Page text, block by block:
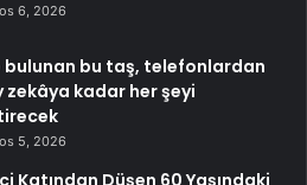
6, 2026
bulunan bu taş, telefonlardan
zekâya kadar her şeyi
5, 2026
Katından Düşen 60 Yaşındaki